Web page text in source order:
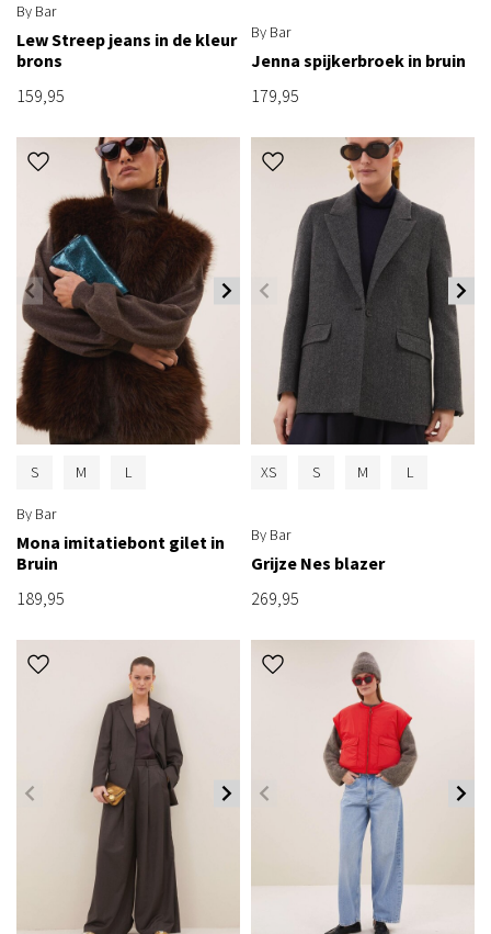
By Bar
Lew Streep jeans in de kleur
brons
159,95
By Bar
Jenna spijkerbroek in bruin
179,95
S M L
By Bar
Mona imitatiebont gilet in
Bruin
189,95
XS S M L
By Bar
Grijze Nes blazer
269,95